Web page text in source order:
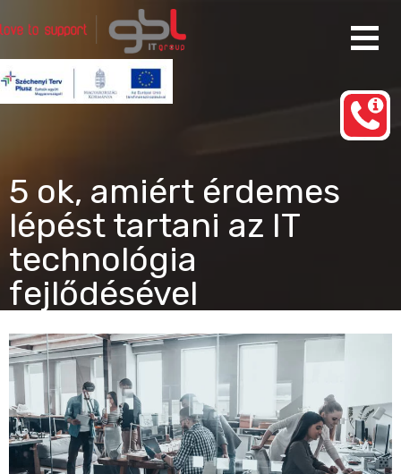
Rendszergazda Szolgáltatás Budapest
gbl IT group
a
5 ok, amiért érdemes
lépést tartani az IT
technológia
fejlődésével